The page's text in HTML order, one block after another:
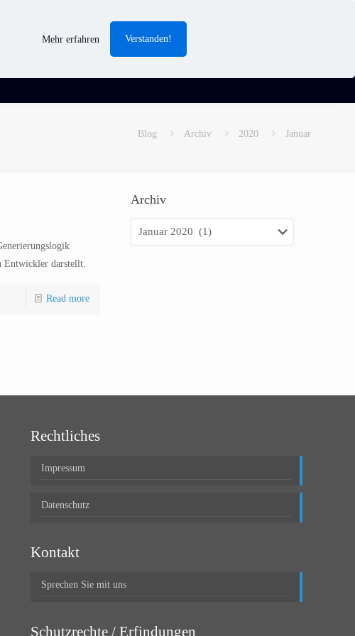
Blog Archiv 2020 Januar
Entwickler darstellt.
Read more
Archiv
Archiv
Rechtliches
Impressum
Datenschutz
Kontakt
Sprechen Sie mit uns
Schutzrechte / Erfindungen
Mehr erfahren Verstanden!